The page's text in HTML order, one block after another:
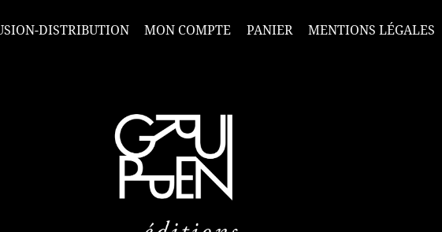
DISTRIBUTION MON COMPTE PANIER MENTIONS LÉGALES